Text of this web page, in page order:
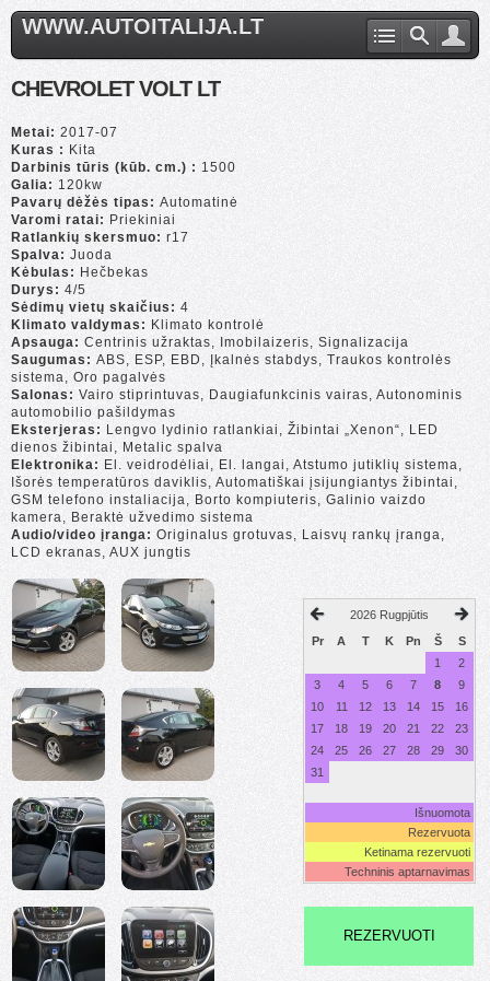
WWW.AUTOITALIJA.LT
CHEVROLET VOLT LT
Metai: 2017-07
Kuras : Kita
Darbinis tūris (kūb. cm.) : 1500
Galia: 120kw
Pavarų dėžės tipas: Automatinė
Varomi ratai: Priekiniai
Ratlankių skersmuo: r17
Spalva: Juoda
Kėbulas: Hečbekas
Durys: 4/5
Sėdimų vietų skaičius: 4
Klimato valdymas: Klimato kontrolė
Apsauga: Centrinis užraktas, Imobilaizeris, Signalizacija
Saugumas: ABS, ESP, EBD, Įkalnės stabdys, Traukos kontrolės
sistema, Oro pagalvės
Salonas: Vairo stiprintuvas, Daugiafunkcinis vairas, Autonominis
automobilio pašildymas
Eksterjeras: Lengvo lydinio ratlankiai, Žibintai „Xenon“, LED
dienos žibintai, Metalic spalva
Elektronika: El. veidrodėliai, El. langai, Atstumo jutiklių sistema,
Išorės temperatūros daviklis, Automatiškai įsijungiantys žibintai,
GSM telefono instaliacija, Borto kompiuteris, Galinio vaizdo
kamera, Beraktė užvedimo sistema
Audio/video įranga: Originalus grotuvas, Laisvų rankų įranga,
LCD ekranas, AUX jungtis
2026 Rugpjūtis
Pr
A T K Pn Š
S
1
2
3
4 5 6 7 8
9
10
11 12 13 14 15
16
17
18 19 20 21 22
23
24
25 26 27 28 29
30
31
Išnuomota
Rezervuota
Ketinama rezervuoti
Techninis aptarnavimas
REZERVUOTI